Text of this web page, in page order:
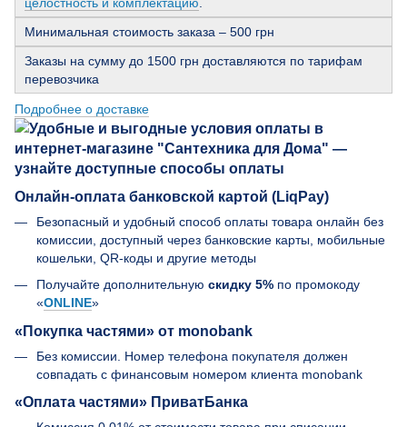
Минимальная стоимость заказа – 500 грн
Заказы на сумму до 1500 грн доставляются по тарифам
перевозчика
Подробнее о доставке
Онлайн-оплата банковской картой (LiqPay)
Безопасный и удобный способ оплаты товара онлайн без
комиссии, доступный через банковские карты, мобильные
кошельки, QR-коды и другие методы
Получайте дополнительную скидку 5% по промокоду
«ONLINE»
«Покупка частями» от monobank
Без комиссии. Номер телефона покупателя должен
совпадать с финансовым номером клиента monobank
«Оплата частями» ПриватБанка